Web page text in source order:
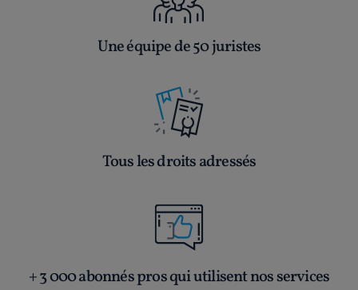
Une équipe de 50 juristes
Tous les droits adressés
+ 3 000 abonnés pros qui utilisent nos services